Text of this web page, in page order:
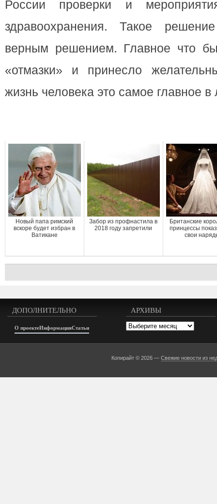
России проверки и
здравоохранения. Такое
верным решением. Главное что
«отмазки» и принесло
жизнь человека это самое главное
Новый папа римский
вскоре будет избран в
Ватикане
Забор из профнастила в
2018 году запретили
Британские
принцессы
свои
ДОПОЛНИТЕЛЬНО
О проектеИнформацияСтатьи
АРХИВЫ
Архивы
Копирайт © 2026 —Свежие новости из